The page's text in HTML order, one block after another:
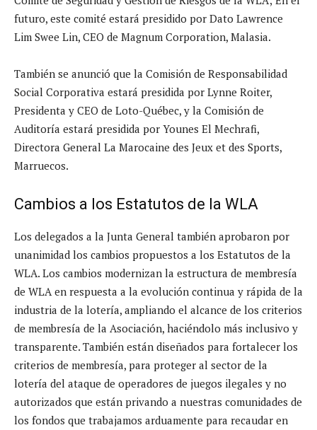
futuro, este comité estará presidido por Dato Lawrence
Lim Swee Lin, CEO de Magnum Corporation, Malasia.
También se anunció que la Comisión de Responsabilidad
Social Corporativa estará presidida por Lynne Roiter,
Presidenta y CEO de Loto-Québec, y la Comisión de
Auditoría estará presidida por Younes El Mechrafi,
Directora General La Marocaine des Jeux et des Sports,
Marruecos.
Cambios a los Estatutos de la WLA
Los delegados a la Junta General también aprobaron por
unanimidad los cambios propuestos a los Estatutos de la
WLA. Los cambios modernizan la estructura de membresía
de WLA en respuesta a la evolución continua y rápida de la
industria de la lotería, ampliando el alcance de los criterios
de membresía de la Asociación, haciéndolo más inclusivo y
transparente. También están diseñados para fortalecer los
criterios de membresía, para proteger al sector de la
lotería del ataque de operadores de juegos ilegales y no
autorizados que están privando a nuestras comunidades de
los fondos que trabajamos arduamente para recaudar en